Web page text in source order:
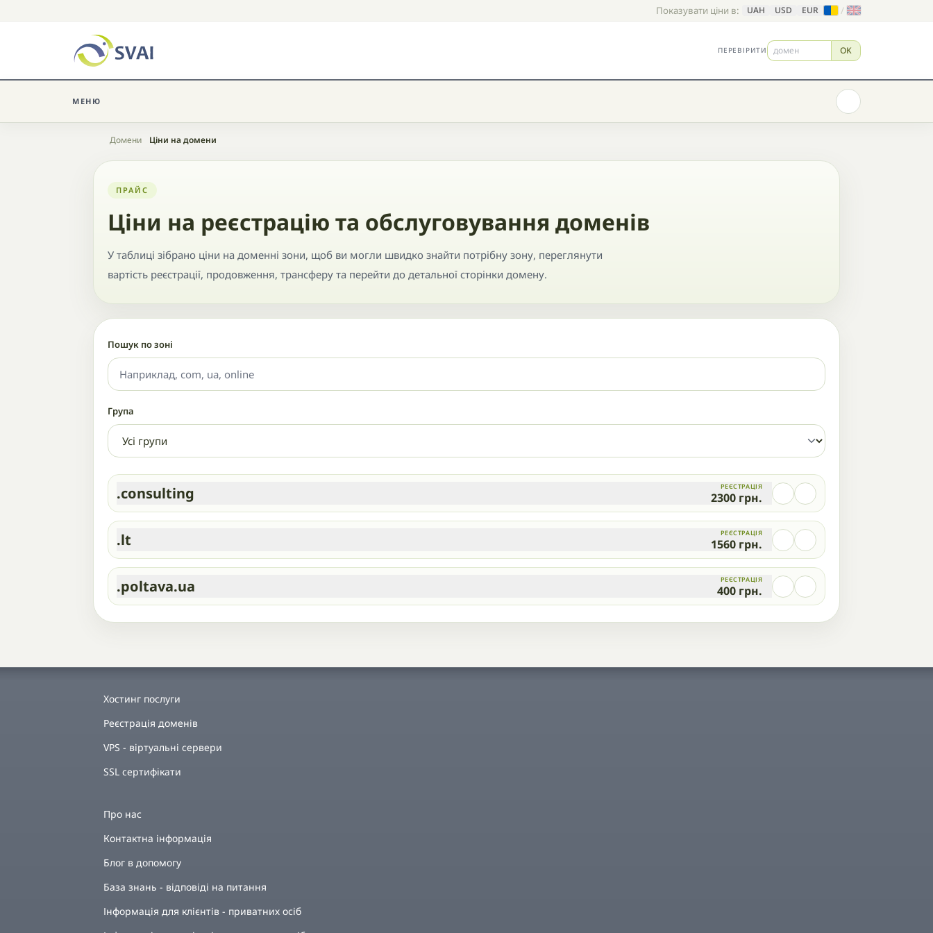
Показувати ціни в: UAH USD EUR /
ПЕРЕВІРИТИ OK
МЕНЮ
Головна
Домени Ціни на домени
ПРАЙС
Ціни на реєстрацію та обслуговування доменів
У таблиці зібрано ціни на доменні зони, щоб ви могли швидко знайти потрібну зону, переглянути
вартість реєстрації, продовження, трансферу та перейти до детальної сторінки домену.
Пошук по зоні
Група
.consulting РЕЄСТРАЦІЯ
2300 грн.
.lt РЕЄСТРАЦІЯ
1560 грн.
.poltava.ua РЕЄСТРАЦІЯ
400 грн.
Хостинг послуги
Реєстрація доменів
VPS - віртуальні сервери
SSL сертифікати
Про нас
Контактна інформація
Блог в допомогу
База знань - відповіді на питання
Інформація для клієнтів - приватних осіб